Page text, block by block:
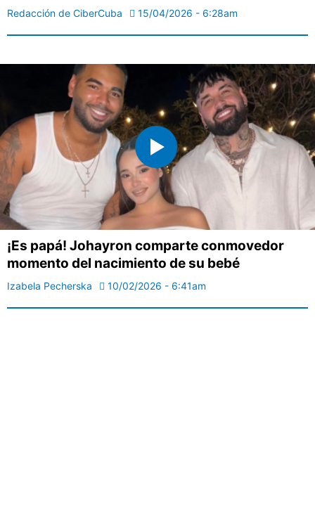
Redacción de CiberCuba 15/04/2026 - 6:28am
¡Es papá! Johayron comparte conmovedor
momento del nacimiento de su bebé
Izabela Pecherska 10/02/2026 - 6:41am